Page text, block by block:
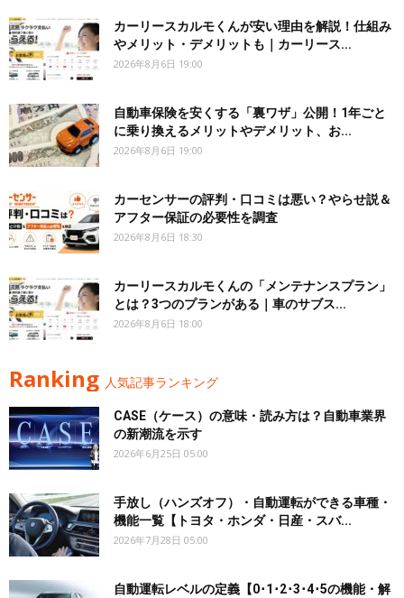
カーリースカルモくんが安い理由を解説！仕組み
やメリット・デメリットも｜カーリース...
2026年8月6日 19:00
自動車保険を安くする「裏ワザ」公開！1年ごと
に乗り換えるメリットやデメリット、お...
2026年8月6日 19:00
カーセンサーの評判・口コミは悪い？やらせ説＆
アフター保証の必要性を調査
2026年8月6日 18:30
カーリースカルモくんの「メンテナンスプラン」
とは？3つのプランがある｜車のサブス...
2026年8月6日 18:00
Ranking 人気記事ランキング
CASE（ケース）の意味・読み方は？自動車業界
の新潮流を示す
2026年6月25日 05:00
手放し（ハンズオフ）・自動運転ができる車種・
機能一覧【トヨタ・ホンダ・日産・スバ...
2026年7月28日 05:00
自動運転レベルの定義【0･1･2･3･4･5の機能・解